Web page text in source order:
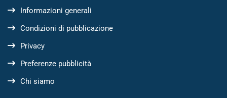
Informazioni generali
Condizioni di pubblicazione
Privacy
Preferenze pubblicità
Chi siamo